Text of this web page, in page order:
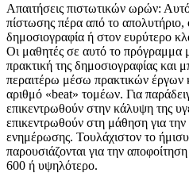
Απαιτήσεις πιστωτικών ωρών:
πίστωσης πέρα από το απολυτήριο,
δημοσιογραφία ή στον ευρύτερο
Οι μαθητές σε αυτό το πρόγραμμα
πρακτική της δημοσιογραφίας και
περαιτέρω μέσω πρακτικών έργων
αριθμό «beat» τομέων. Για
επικεντρωθούν στην κάλυψη της
επικεντρωθούν στη μάθηση για
ενημέρωσης. Τουλάχιστον το
παρουσιάζονται για την
600 ή υψηλότερο.